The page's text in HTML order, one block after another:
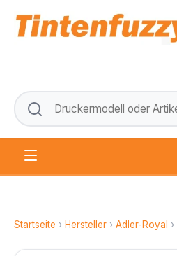
Startseite › Hersteller › Adler-Royal ›